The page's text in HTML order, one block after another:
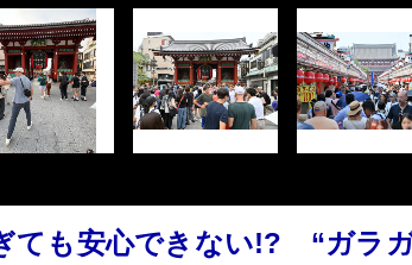
ても安心できない!? “ガラ